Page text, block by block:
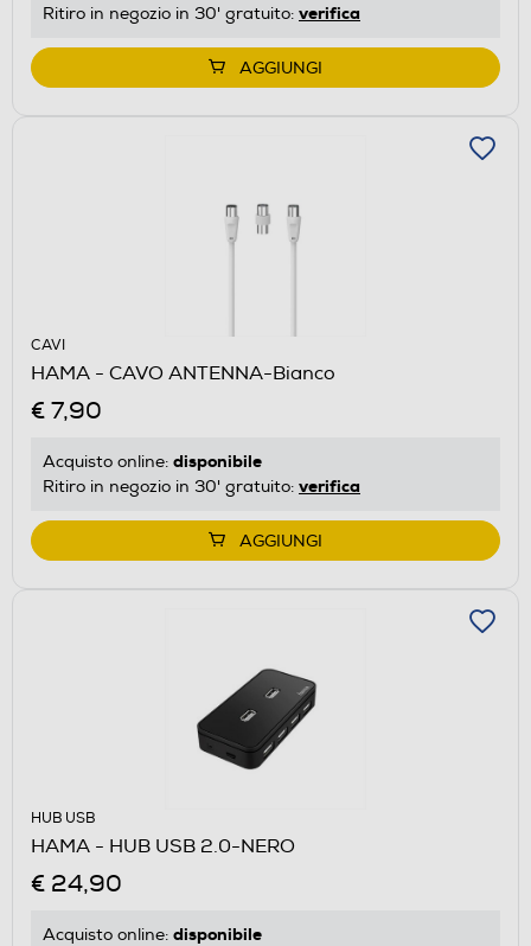
Ritiro in negozio in 30' gratuito: verifica
AGGIUNGI
CAVI
HAMA - CAVO ANTENNA-Bianco
€ 7,90
Acquisto online: disponibile
Ritiro in negozio in 30' gratuito: verifica
AGGIUNGI
HUB USB
HAMA - HUB USB 2.0-NERO
€ 24,90
Acquisto online: disponibile